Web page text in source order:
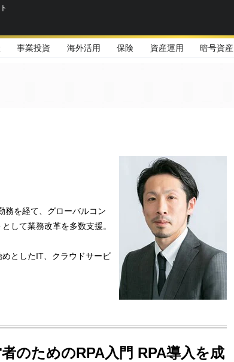
事業投資 海外活用 保険 資産運用 暗号資産
務を経て、グローバルコン
して業務改革を多数支援。
としたIT、クラウドサービ
者のためのRPA入門 RPA導入を成